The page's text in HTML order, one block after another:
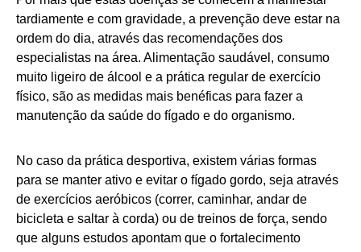
tardiamente e com gravidade, a prevenção deve estar na
ordem do dia, através das recomendações dos
especialistas na área. Alimentação saudável, consumo
muito ligeiro de álcool e a prática regular de exercício
físico, são as medidas mais benéficas para fazer a
manutenção da saúde do fígado e do organismo.
No caso da prática desportiva, existem várias formas
para se manter ativo e evitar o fígado gordo, seja através
de exercícios aeróbicos (correr, caminhar, andar de
bicicleta e saltar à corda) ou de treinos de força, sendo
que alguns estudos apontam que o fortalecimento